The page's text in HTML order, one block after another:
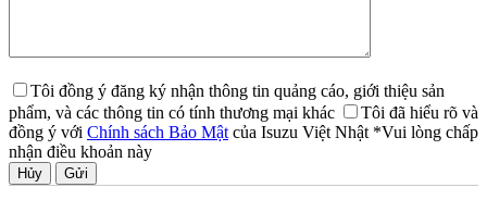
Tôi đồng ý đăng ký nhận thông tin quảng cáo, giới thiệu sản
phẩm, và các thông tin có tính thương mại khác
Tôi đã hiểu rõ và
đồng ý với Chính sách Bảo Mật của Isuzu Việt Nhật *Vui lòng chấp
nhận điều khoản này
Hủy